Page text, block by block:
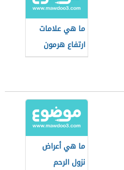
ما هي علامات
ارتفاع هرمون
الحليب
ما هي أعراض
نزول الرحم